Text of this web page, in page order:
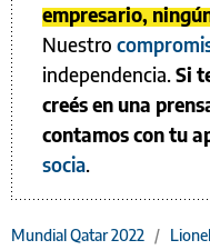
empresario,
Nuestro
independencia.Si
creés en una
contamos con tu
socia.
Mundial Qatar 2022 /